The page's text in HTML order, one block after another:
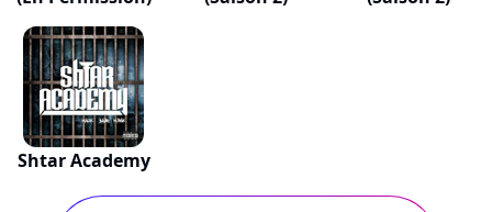
Shtar Academy